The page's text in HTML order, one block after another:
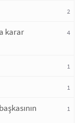
2
karar
4
1
1
1